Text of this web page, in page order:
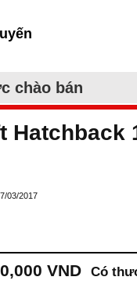
chào bán
Hatchback
03/2017
VND Có